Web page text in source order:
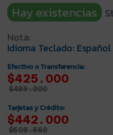
Hay existencias
Nota:
Idioma Teclado:
Efectivo o Transferencia:
$425.000
$489.000
Tarjetas y Crédito:
$442.000
$508.560